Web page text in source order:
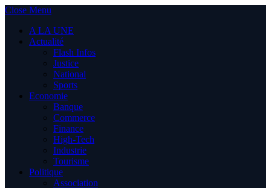
Close Menu
A LA UNE
Actualité
Flash Infos
Justice
National
Sports
Economie
Banque
Commerce
Finance
High-Tech
Industrie
Tourisme
Politique
Association